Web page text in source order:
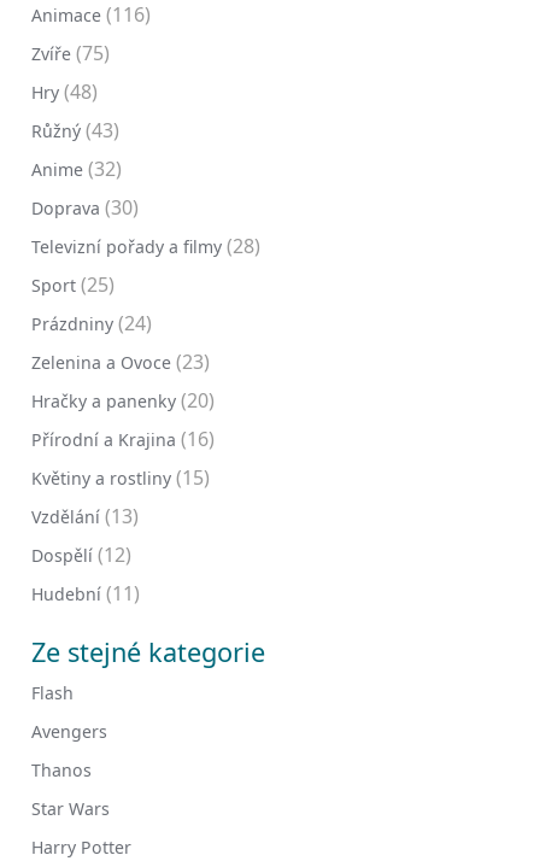
Animace (116)
Zvíře (75)
Hry (48)
Růžný (43)
Anime (32)
Doprava (30)
Televizní pořady a filmy (28)
Sport (25)
Prázdniny (24)
Zelenina a Ovoce (23)
Hračky a panenky (20)
Přírodní a Krajina (16)
Květiny a rostliny (15)
Vzdělání (13)
Dospělí (12)
Hudební (11)
Ze stejné kategorie
Flash
Avengers
Thanos
Star Wars
Harry Potter